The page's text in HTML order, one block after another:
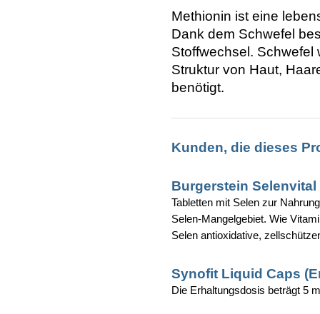
Methionin ist eine
Dank dem Schwefel
Stoffwechsel. Schwefel
Struktur von Haut,
benötigt.
Kunden, die dieses
Burgerstein Selenvital
Tabletten mit Selen zur
Selen-Mangelgebiet. Wie
Selen antioxidative,
Synofit Liquid Caps
Die Erhaltungsdosis beträgt 5